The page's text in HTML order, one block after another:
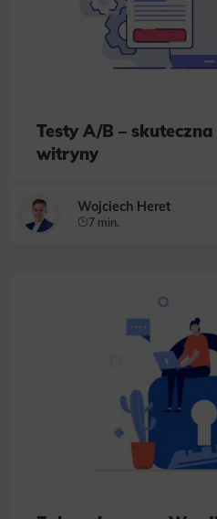
Testy A/B –
witryny
Wojciech Heret
7 min.